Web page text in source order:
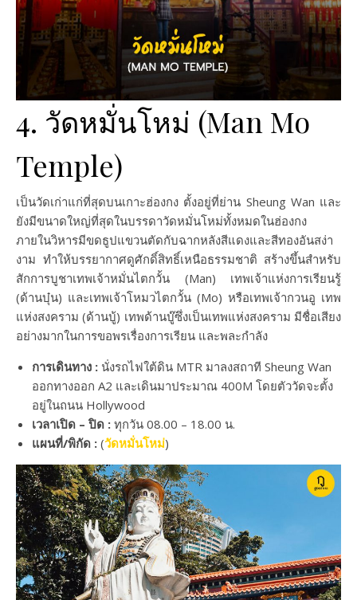
4. วัดหมั่นโหม่ (Man Mo
Temple)
เป็นวัดเก่าแก่ที่สุดบนเกาะฮ่องกง ตั้งอยู่ที่ย่าน Sheung Wan และ
ยังมีขนาดใหญ่ที่สุดในบรรดาวัดหมั่นโหม่ทั้งหมดในฮ่องกง
ภายในวิหารมีขดธูปแขวนตัดกับฉากหลังสีแดงและสีทองอันสง่า
งาม ทำให้บรรยากาศดูศักดิ์สิทธิ์เหนือธรรมชาติ สร้างขึ้นสำหรับ
สักการบูชาเทพเจ้าหมั่นไตกวั้น (Man) เทพเจ้าแห่งการเรียนรู้
(ด้านบุ๋น) และเทพเจ้าโหมวไตกวั้น (Mo) หรือเทพเจ้ากวนอู เทพ
แห่งสงคราม (ด้านบู้) เทพด้านบู๊ซึ่งเป็นเทพแห่งสงคราม มีชื่อเสียง
อย่างมากในการขอพรเรื่องการเรียน และพละกำลัง
การเดินทาง : นั่งรถไฟใต้ดิน MTR มาลงสถาที Sheung Wan
ออกทางออก A2 และเดินมาประมาณ 400M โดยตัววัดจะตั้ง
อยู่ในถนน Hollywood
เวลาเปิด – ปิด : ทุกวัน 08.00 – 18.00 น.
แผนที่/พิกัด : (วัดหมั่นโหม่)